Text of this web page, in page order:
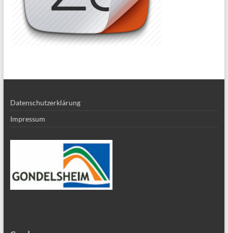
Datenschutzerklärung
Impressum